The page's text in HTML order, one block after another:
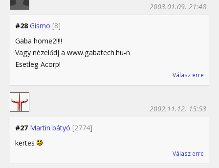
#28 Gismo [8]
2003.01.09. 21:48
Gaba home2!!!!
Vagy nézelődj a www.gabatech.hu-n
Esetleg Acorp!
Válasz erre
#27 Martin bátyó [2774]
2002.11.12. 15:53
kertes
Válasz erre